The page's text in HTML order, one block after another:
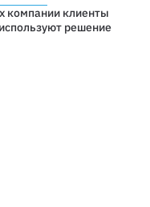
компании клиенты
решение